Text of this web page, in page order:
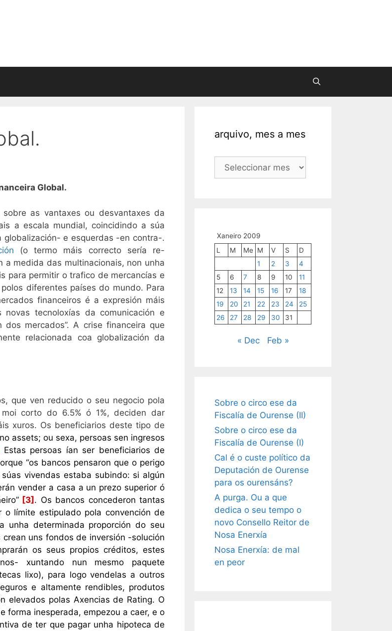
Global.
as vantaxes ou desvantaxes da
a escala mundial, coincidindo a súa
e esquerdas -en contra-.
(o termo máis correcto sería re-
a medida das multinacionais, non unha
para permitir o trafico de mercancías e
diferentes países do mundo. Para
financeiros é a expresión máis
tecnoloxías da comunicación e
mercados”. A crise financeira que
relacionada coa globalización da
que ven reducido o seu negocio pola
corto do 6.5% ó 1%, deciden dar
xuros. Os beneficiarios deste tipo de
assets; ou sexa, persoas sen ingresos
Estas persoas ían ser beneficiarios de
“os bancos pensaron que o perigo
vivendas estaba subindo: si algún
vender a casa a un prezo superior ó
[3]. Os bancos concederon tantas
límite estipulado pola convención de
unha determinada proporción do seu
uns fondos de inversión -solución
os seus propios créditos, estes
xuntando nun mesmo paquete
lixo), para logo vendelas a outros
e altamente rendibles, produtos
elevados polas Axencias de Rating. O
forma inesperada, empezou a caer, e o
de ter que pagar unha hipoteca de
arquivo, mes a mes
arquivo,
Xaneiro 2009
L
M Me M V S
D
1
2 3
4
5
6 7 8 9 10
11
12
13 14 15 16 17
18
19
20 21 22 23 24
25
26
27 28 29 30 31
« Dec Feb »
Sobre o circo ese da
Fiscalía de Ourense (II)
Sobre o circo ese da
Fiscalía de Ourense (I)
Cal é o custe político da
Deputación de Ourense
para os ourensáns?
A purga. Ou a que
dedica o seu tempo o
novo Consello Reitor de
Nosa Enerxía
Nosa Enerxía: de mal
en peor